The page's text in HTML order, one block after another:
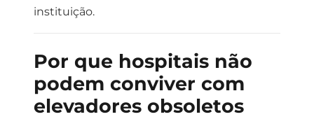
instituição.
Por que hospitais não
podem conviver com
elevadores obsoletos